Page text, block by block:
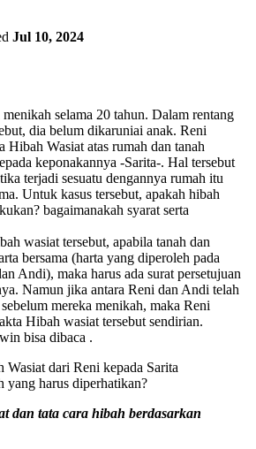
Jul 10, 2024
selama 20 tahun. Dalam rentang
dia belum dikaruniai anak. Reni
Hibah Wasiat atas rumah dan tanah
keponakannya -Sarita-. Hal tersebut
terjadi sesuatu dengannya rumah itu
Untuk kasus tersebut, apakah hibah
bagaimanakah syarat serta
wasiat tersebut, apabila tanah dan
bersama (harta yang diperoleh pada
Andi), maka harus ada surat persetujuan
Namun jika antara Reni dan Andi telah
mereka menikah, maka Reni
Hibah wasiat tersebut sendirian.
bisa dibaca .
dari Reni kepada Sarita
yang harus diperhatikan?
dan tata cara hibah berdasarkan